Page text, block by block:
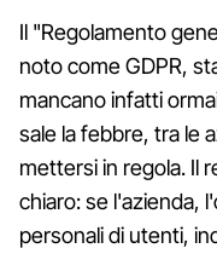
Il "Regolamento
noto come GDPR,
mancano infatti
sale la febbre, tra le
mettersi in regola. Il
chiaro: se l'azienda,
personali di utenti,